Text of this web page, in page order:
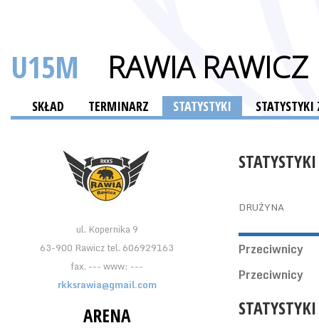
U15M RAWIA RAWICZ
SKŁAD TERMINARZ STATYSTYKI
ul. Kopernika 9
63-900 Rawicz tel. 606929163
fax. --- www: ---
rkksrawia@gmail.com
ARENA
DRUŻYNA
Przeciwnicy
Przeciwnicy